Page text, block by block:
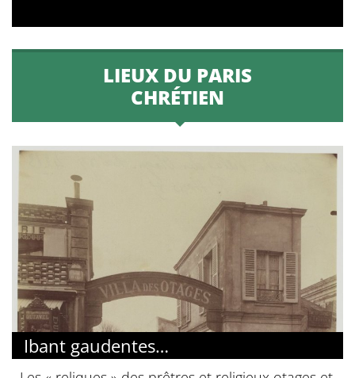
LIEUX DU PARIS
CHRÉTIEN
Ibant gaudentes…